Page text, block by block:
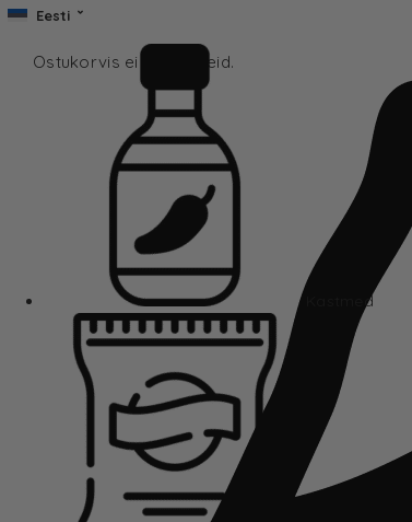
Ostukorvis ei ole tooteid.
Eesti
Kastmed